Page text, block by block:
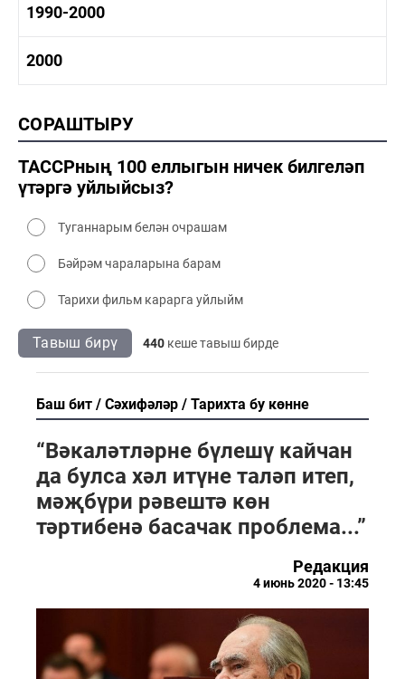
1980-1990 тарих
1980-1990 мәдәният
1990-2000
1990-2000 мәдәният
2000
2000 сәнәгать
2000 мәдәният
СОРАШТЫРУ
ТАССРның 100 еллыгын ничек билгеләп
үтәргә уйлыйсыз?
Туганнарым белән очрашам
Бәйрәм чараларына барам
Тарихи фильм карарга уйлыйм
Тавыш бирү 440 кеше тавыш бирде
Баш бит Сәхифәләр Тарихта бу көнне
“Вәкаләтләрне бүлешү кайчан
да булса хәл итүне таләп итеп,
мәҗбүри рәвештә көн
тәртибенә басачак проблема...”
Редакция
4 июнь 2020 - 13:45